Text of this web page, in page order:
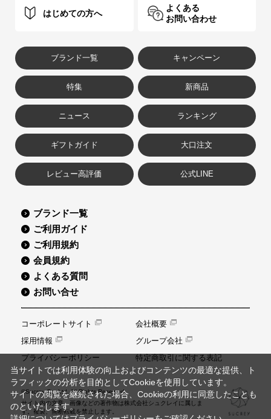
はじめての方へ
よくある
お問い合わせ
ブランド一覧 キャンペーン
特集 新商品
ニュース ランキング
ギフトガイド 大口注文
レビュー高評価 公式LINE
ブランド一覧
ご利用ガイド
ご利用規約
会員規約
よくある質問
お問い合せ
コーポレートサイト
会社概要
採用情報
グループ会社
プライバシーポリシー
特定商取引に関する表記
©Sucrey Co.,Ltd. All Rights Reserved.
サイト内の文章、画像などの著作物は株式会社シュクレイに属しま
す。複製、無断転載を禁止します。
当サイトでは利用体験の向上およびコンテンツの最適な提供、ト
ラフィックの分析を目的としてCookieを使用しています。
サイトの閲覧を継続された場合、Cookieの利用に同意したことも
のといたします。